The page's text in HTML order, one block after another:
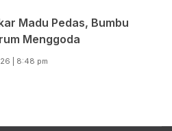
Madu Pedas, Bumbu
Menggoda
| 8:48 pm